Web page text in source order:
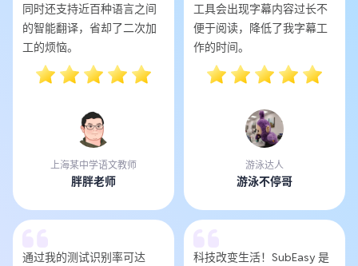
同时还支持近百种语言之间
的智能翻译，省却了二次加
工的烦恼。
上海某中学语文教师
胖胖老师
工具会出现字幕内容过长不
便于阅读，降低了我字幕工
作的时间。
游泳达人
游泳不停哥
通过我的测试识别率可达
科技改变生活！SubEasy 是